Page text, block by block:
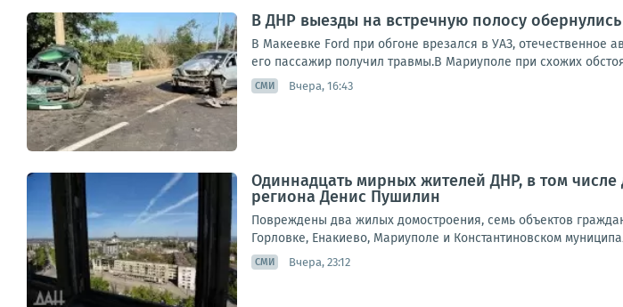
В ДНР выезды на встречную полосу
В Макеевке Ford при обгоне врезался в УАЗ, отечественное
его пассажир получил травмы.В Мариуполе при схожих
СМИ Вчера, 16:43
Одиннадцать мирных жителей ДНР, в том числе
региона Денис Пушилин
Повреждены два жилых домостроения, семь объектов
Горловке, Енакиево, Мариуполе и Константиновском
СМИ Вчера, 23:12